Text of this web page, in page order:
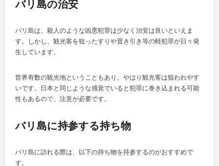
バリ島の治安
バリ島は、殺人のような凶悪犯罪は少なく治安は良いといえま
す。しかし、観光客を狙ったすりや置き引き等の軽犯罪が日々発
生しています。
世界有数の観光地ということもあり、やはり観光客は狙われやす
いです。日本と同じような感覚でいると犯罪に巻き込まれる可能
性もあるので、注意が必要です。
バリ島に持参する持ち物
バリ島に訪れる際は、以下の持ち物を持参するのがおすすめで
す。